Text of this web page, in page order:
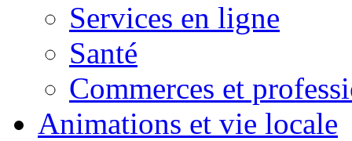
Services en ligne
Santé
Commerces et
Animations et vie locale